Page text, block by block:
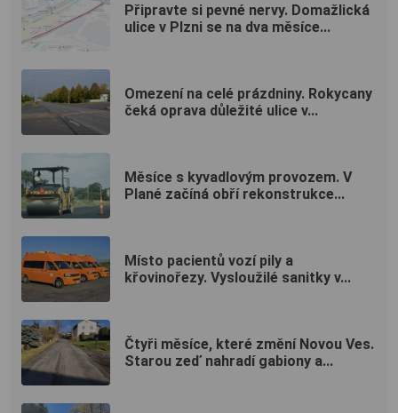
Připravte si pevné nervy. Domažlická
ulice v Plzni se na dva měsíce...
Omezení na celé prázdniny. Rokycany
čeká oprava důležité ulice v...
Měsíce s kyvadlovým provozem. V
Plané začíná obří rekonstrukce...
Místo pacientů vozí pily a
křovinořezy. Vysloužilé sanitky v...
Čtyři měsíce, které změní Novou Ves.
Starou zeď nahradí gabiony a...